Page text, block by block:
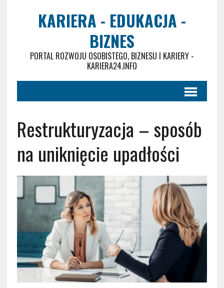
KARIERA - EDUKACJA -
BIZNES
PORTAL ROZWOJU OSOBISTEGO, BIZNESU I KARIERY -
KARIERA24.INFO
Restrukturyzacja – sposób
na uniknięcie upadłości